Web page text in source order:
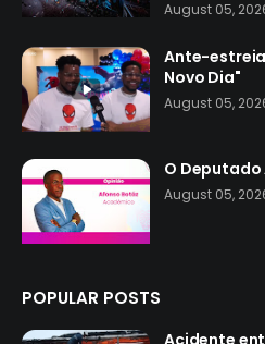
August 05,
Ante-
Novo Dia"
August 05,
O Deputado
August 05,
POPULAR POSTS
Acidente